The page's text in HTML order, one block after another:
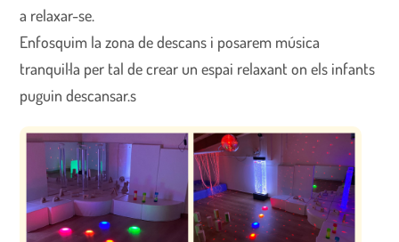
a relaxar-se.
Enfosquim la zona de descans i posarem música
tranquil·la per tal de crear un espai relaxant on els infants
puguin descansar.s